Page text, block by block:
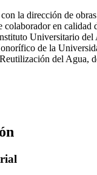
la dirección de
colaborador en
Universitario del
de la
del